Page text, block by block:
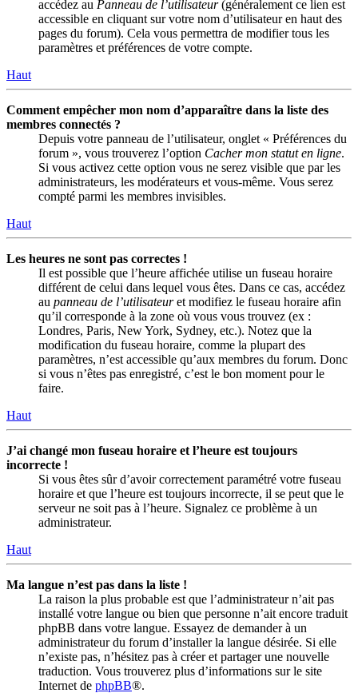
accédez au Panneau de l’utilisateur(généralement ce lien est
accessible en cliquant sur votre nom d’utilisateur en haut des
pages du forum). Cela vous permettra de modifier tous les
paramètres et préférences de votre compte.
Haut
Comment empêcher mon nom d’apparaître dans la liste des
membres connectés ?
Depuis votre panneau de l’utilisateur, onglet « Préférences du
forum », vous trouverez l’option Cacher mon statut en ligne.
Si vous activez cette option vous ne serez visible que par les
administrateurs, les modérateurs et vous-même. Vous serez
compté parmi les membres invisibles.
Haut
Les heures ne sont pas correctes !
Il est possible que l’heure affichée utilise un fuseau horaire
différent de celui dans lequel vous êtes. Dans ce cas, accédez
au panneau de l’utilisateuret modifiez le fuseau horaire afin
qu’il corresponde à la zone où vous vous trouvez (ex :
Londres, Paris, New York, Sydney, etc.). Notez que la
modification du fuseau horaire, comme la plupart des
paramètres, n’est accessible qu’aux membres du forum. Donc
si vous n’êtes pas enregistré, c’est le bon moment pour le
faire.
Haut
J’ai changé mon fuseau horaire et l’heure est toujours
incorrecte !
Si vous êtes sûr d’avoir correctement paramétré votre fuseau
horaire et que l’heure est toujours incorrecte, il se peut que le
serveur ne soit pas à l’heure. Signalez ce problème à un
administrateur.
Haut
Ma langue n’est pas dans la liste !
La raison la plus probable est que l’administrateur n’ait pas
installé votre langue ou bien que personne n’ait encore traduit
phpBB dans votre langue. Essayez de demander à un
administrateur du forum d’installer la langue désirée. Si elle
n’existe pas, n’hésitez pas à créer et partager une nouvelle
traduction. Vous trouverez plus d’informations sur le site
Internet de phpBB®.